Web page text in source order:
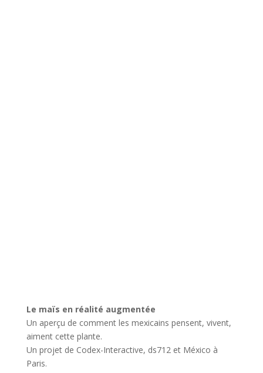
Le maïs en réalité augmentée
Un aperçu de comment les mexicains pensent, vivent,
aiment cette plante.
Un projet de Codex-Interactive, ds712 et México à
Paris.